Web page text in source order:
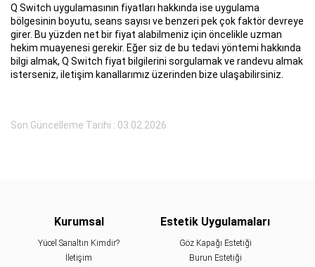
Q Switch uygulamasının fiyatları hakkında ise uygulama
bölgesinin boyutu, seans sayısı ve benzeri pek çok faktör devreye
girer. Bu yüzden net bir fiyat alabilmeniz için öncelikle uzman
hekim muayenesi gerekir. Eğer siz de bu tedavi yöntemi hakkında
bilgi almak, Q Switch fiyat bilgilerini sorgulamak ve randevu almak
isterseniz, iletişim kanallarımız üzerinden bize ulaşabilirsiniz.
Son Güncelleme Tarihi : 03.02.2026
Kurumsal
Yücel Sarıaltın Kimdir?
İletişim
Estetik Uygulamaları
Göz Kapağı Estetiği
Burun Estetiği